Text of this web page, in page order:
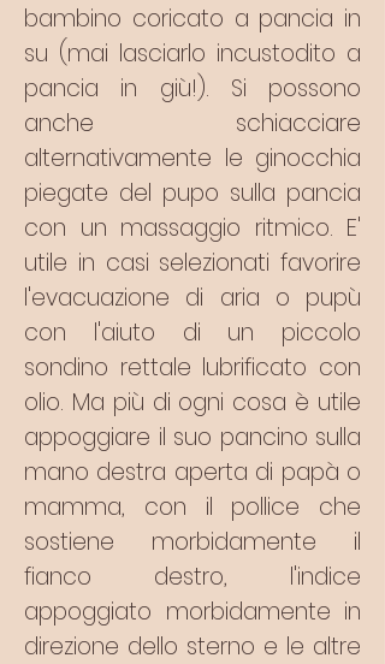
bambino coricato a pancia in
su (mai lasciarlo incustodito a
pancia in giù!). Si possono
anche schiacciare
alternativamente le ginocchia
piegate del pupo sulla pancia
con un massaggio ritmico. E'
utile in casi selezionati favorire
l'evacuazione di aria o pupù
con l'aiuto di un piccolo
sondino rettale lubrificato con
olio. Ma più di ogni cosa è utile
appoggiare il suo pancino sulla
mano destra aperta di papà o
mamma, con il pollice che
sostiene morbidamente il
fianco destro, l'indice
appoggiato morbidamente in
direzione dello sterno e le altre